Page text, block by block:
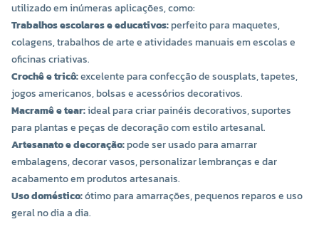
utilizado em inúmeras aplicações, como:
Trabalhos escolares e educativos:perfeito para maquetes,
colagens, trabalhos de arte e atividades manuais em escolas e
oficinas criativas.
Crochê e tricô:excelente para confecção de sousplats, tapetes,
jogos americanos, bolsas e acessórios decorativos.
Macramê e tear:ideal para criar painéis decorativos, suportes
para plantas e peças de decoração com estilo artesanal.
Artesanato e decoração:pode ser usado para amarrar
embalagens, decorar vasos, personalizar lembranças e dar
acabamento em produtos artesanais.
Uso doméstico:ótimo para amarrações, pequenos reparos e uso
geral no dia a dia.